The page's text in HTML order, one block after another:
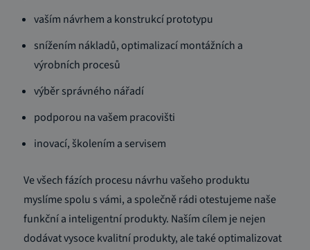
vaším návrhem a konstrukcí prototypu
snížením nákladů, optimalizací montážních a
výrobních procesů
výběr správného nářadí
podporou na vašem pracovišti
inovací, školením a servisem
Ve všech fázích procesu návrhu vašeho produktu
myslíme spolu s vámi, a společně rádi otestujeme naše
funkční a inteligentní produkty. Naším cílem je nejen
dodávat vysoce kvalitní produkty, ale také optimalizovat